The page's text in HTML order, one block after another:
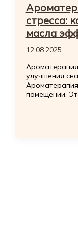
стресса:
масла
12.08.2025
улучшения
помещении.